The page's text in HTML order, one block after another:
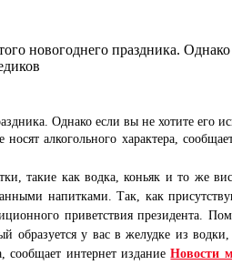
Однако если вы не хотите его
алкогольного характера,
такие как водка, коньяк и то же
напитками. Так, как
приветствия президента.
образуется у вас в желудке из
сообщает интернет изданиеНовости